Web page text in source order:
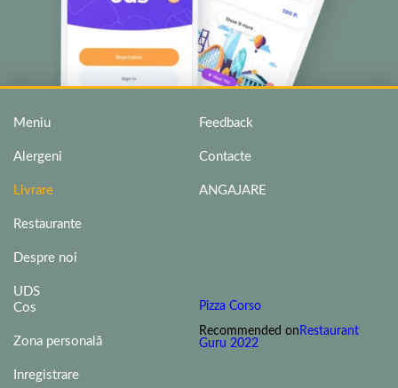
Meniu
Alergeni
Livrare
Restaurante
Despre noi
UDS
Feedback
Contacte
ANGAJARE
Cos
Zona personală
Inregistrare
Pizza Corso
Recommended on Restaurant
Guru 2022